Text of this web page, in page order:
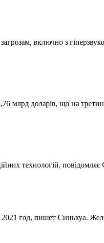
включно з
млрд доларів, що на
технологій,
год, пишет Синьхуа.